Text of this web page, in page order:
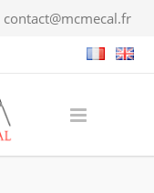
contact@mcmecal.fr